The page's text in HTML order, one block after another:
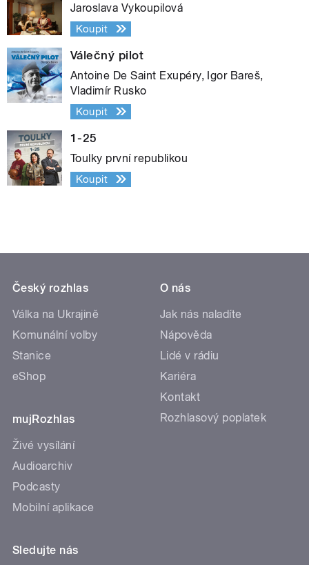
Jaroslava Vykoupilová
Koupit
Válečný pilot
Antoine De Saint Exupéry, Igor Bareš,
Vladimír Rusko
Koupit
1-25
Toulky první republikou
Koupit
Český rozhlas
Válka na Ukrajině
Komunální volby
Stanice
eShop
mujRozhlas
Živé vysílání
Audioarchiv
Podcasty
Mobilní aplikace
O nás
Jak nás naladíte
Nápověda
Lidé v rádiu
Kariéra
Kontakt
Rozhlasový poplatek
Sledujte nás